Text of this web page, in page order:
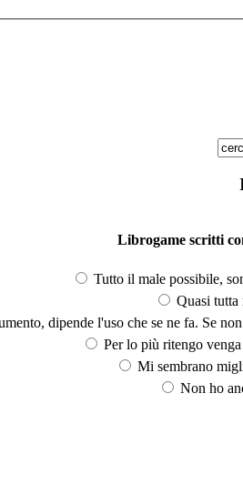
Librogame scritti
Tutto il male possibile,
Quasi tutta
dipende l'uso che se ne fa. Se
Per lo più ritengo
Mi sembrano
Non ho